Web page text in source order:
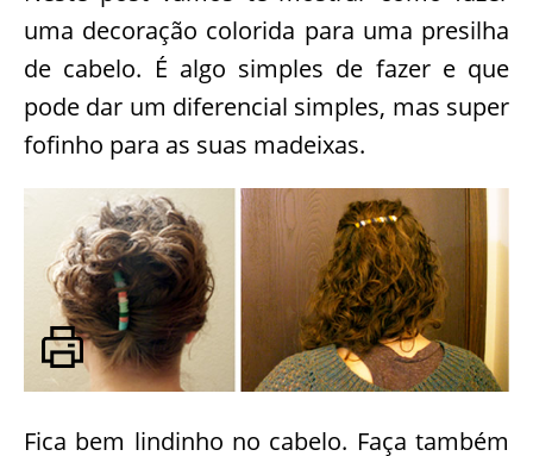
uma decoração colorida para uma presilha
de cabelo. É algo simples de fazer e que
pode dar um diferencial simples, mas super
fofinho para as suas madeixas.
Fica bem lindinho no cabelo. Faça também